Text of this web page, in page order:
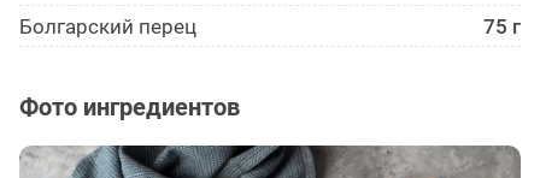
Болгарский перец
75 г
Фото ингредиентов